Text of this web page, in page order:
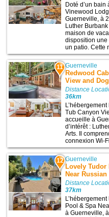
Doté d’un bain
Vinewood
Guerneville, à
Luther
maison de
disposition une
un patio. Cette
11 Guerneville
Redwood
View and
Distance
36km
Tub Canyon
accueille à
d’intérêt :
Arts. Il
connexion Wi-Fi
12 Guerneville
Lovely Tudor
Near Russian
Distance
37km
Pool & Spa
à Guerneville,